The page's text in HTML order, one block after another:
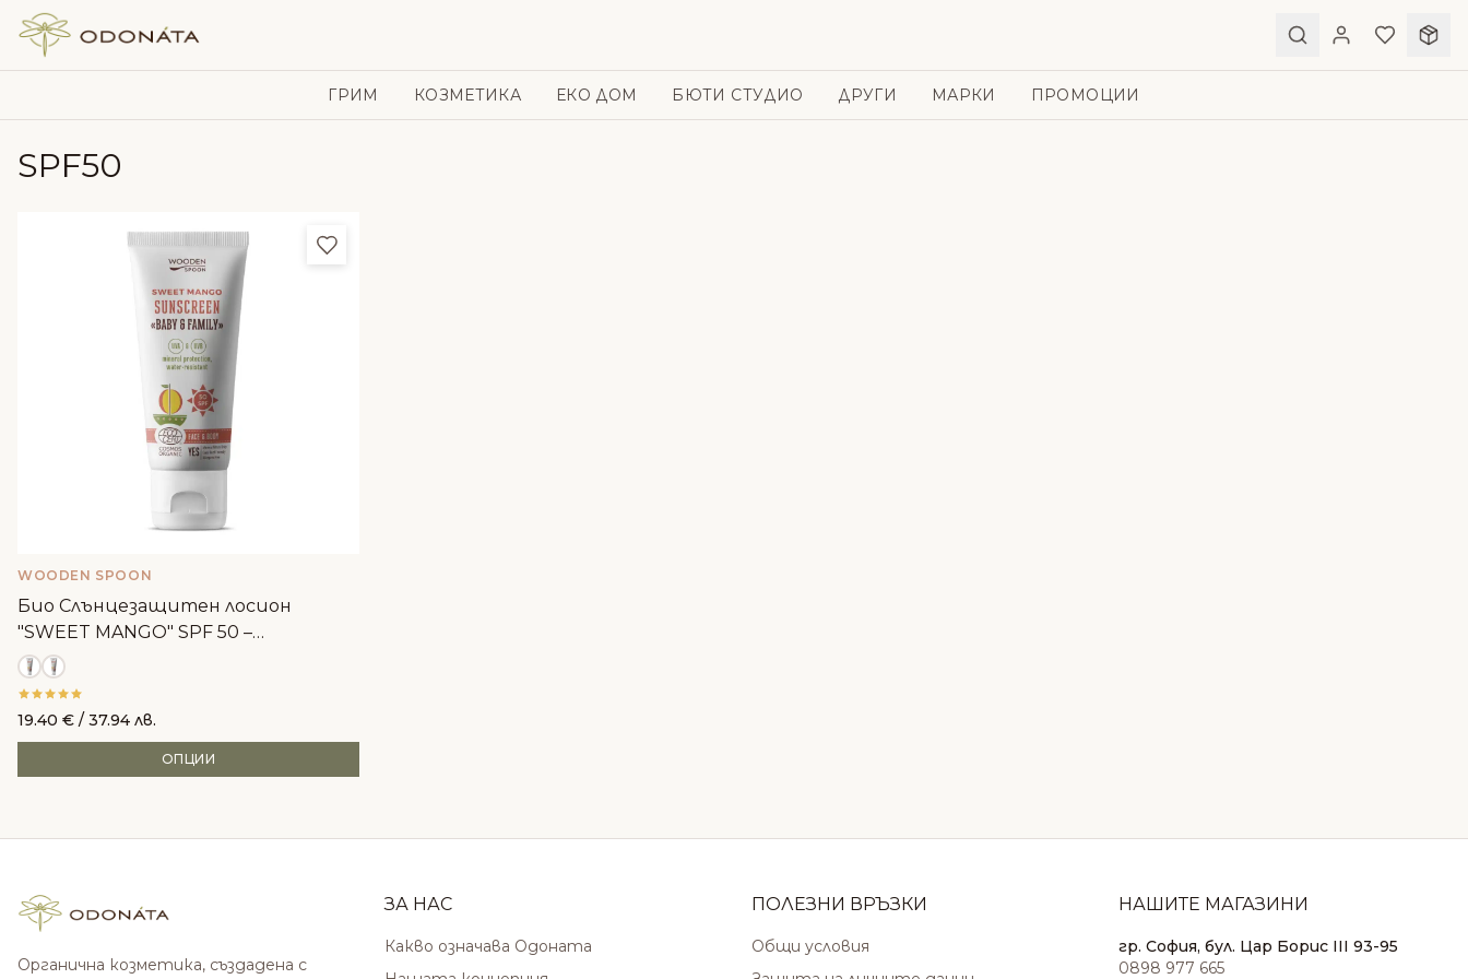
Skip to content
ГРИМ КОЗМЕТИКА ЕКО ДОМ БЮТИ СТУДИО ДРУГИ МАРКИ ПРОМОЦИИ
SPF50
Добави в любими
WOODEN SPOON
Био Слънцезащитен лосион
"SWEET MANGO" SPF 50 –
WoodenSpoon
19.40 € / 37.94 лв.
ОПЦИИ
Органична козметика, създадена с
ЗА НАС
Какво означава Одоната
ПОЛЕЗНИ ВРЪЗКИ
Общи условия
НАШИТЕ МАГАЗИНИ
гр. София, бул. Цар Борис III 93-95
0898 977 665